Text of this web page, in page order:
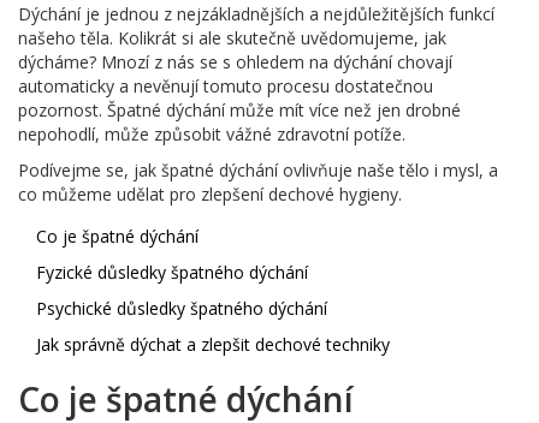
Dýchání je jednou z nejzákladnějších a nejdůležitějších funkcí
našeho těla. Kolikrát si ale skutečně uvědomujeme, jak
dýcháme? Mnozí z nás se s ohledem na dýchání chovají
automaticky a nevěnují tomuto procesu dostatečnou
pozornost. Špatné dýchání může mít více než jen drobné
nepohodlí, může způsobit vážné zdravotní potíže.
Podívejme se, jak špatné dýchání ovlivňuje naše tělo i mysl, a
co můžeme udělat pro zlepšení dechové hygieny.
Co je špatné dýchání
Fyzické důsledky špatného dýchání
Psychické důsledky špatného dýchání
Jak správně dýchat a zlepšit dechové techniky
Co je špatné dýchání